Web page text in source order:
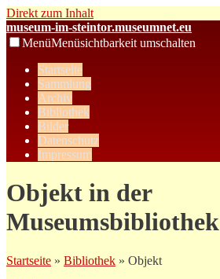
Direkt zum Inhalt
museum-im-steintor.museumnet.eu
MenüMenüsichtbarkeit umschalten
Startseite
Sammlung
Archiv
Bibliothek
Bilder
Datenschutz
Impressum
Objekt in der
Museumsbibliothek
Startseite » Bibliothek » Objekt